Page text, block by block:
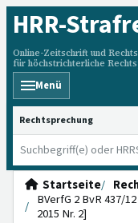
HRR-
Online-Zeitschrift und
für höchstrichterliche
Menü
HRRS durchsuchen
Startseite
BVerfG 2 BvR 437/
2015 Nr. 2]